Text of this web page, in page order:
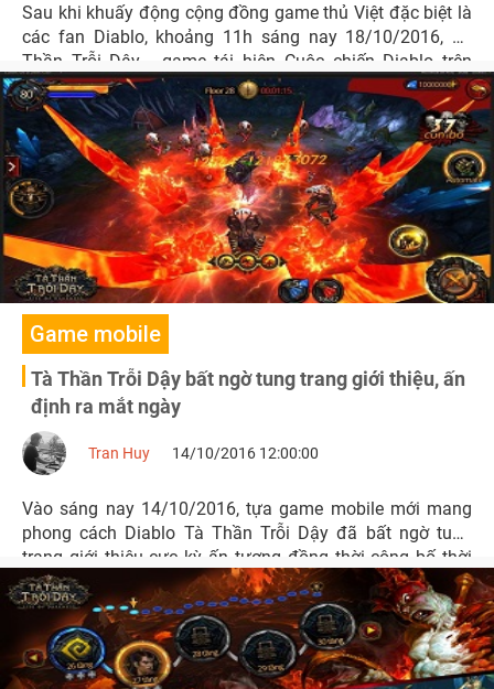
Sau khi khuấy động cộng đồng game thủ Việt đặc biệt là
các fan Diablo, khoảng 11h sáng nay 18/10/2016, Tà
Thần Trỗi Dậy - game tái hiện Cuộc chiến Diablo trên
mobile sẽ chính thức mở cửa Closed Beta không reset
nhân vật.
Game mobile
Tà Thần Trỗi Dậy bất ngờ tung trang giới thiệu, ấn
định ra mắt ngày
Tran Huy 14/10/2016 12:00:00
Vào sáng nay 14/10/2016, tựa game mobile mới mang
phong cách Diablo Tà Thần Trỗi Dậy đã bất ngờ tung
trang giới thiệu cực kỳ ấn tượng đồng thời công bố thời
điểm ra mắt.